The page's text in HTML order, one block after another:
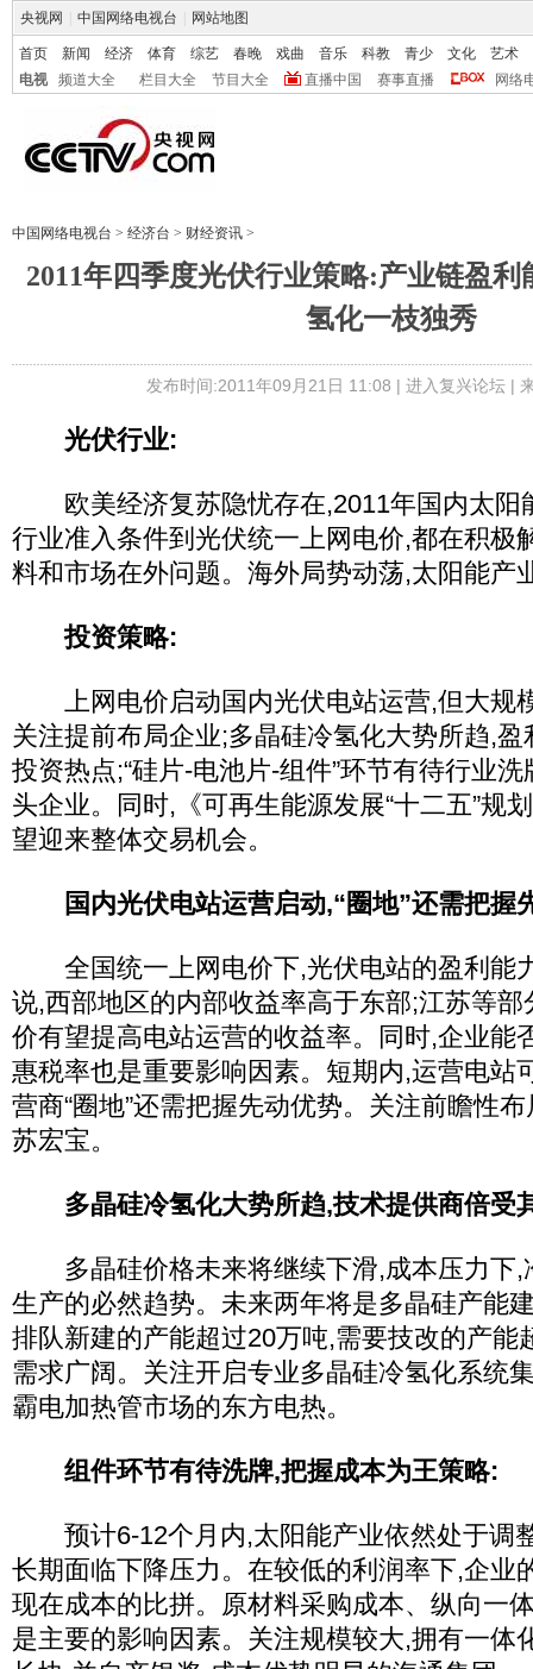
央视网 中国网络电视台 网站地图
首页 新闻 经济 体育 综艺 春晚 戏曲 音乐 科教 青少 文化
艺术
电视
频道大全 栏目大全 节目大全 直播中国 赛事直播 网络
中国网络电视台 > 经济台 > 财经资讯 >
2011年四季度光伏行业策略:产业链盈利
氢化一枝独秀
发布时间:2011年09月21日 11:08 | 进入复兴论坛|
光伏行业:
欧美经济复苏隐忧存在,2011年国内太阳
行业准入条件到光伏统一上网电价,都在积极
料和市场在外问题。海外局势动荡,太阳能产
投资策略:
上网电价启动国内光伏电站运营,但大规
关注提前布局企业;多晶硅冷氢化大势所趋,
投资热点;“硅片-电池片-组件”环节有待行业
头企业。同时,《可再生能源发展“十二五”规
望迎来整体交易机会。
国内光伏电站运营启动,“圈地”还需把握
全国统一上网电价下,光伏电站的盈利能
说,西部地区的内部收益率高于东部;江苏等
价有望提高电站运营的收益率。同时,企业能
惠税率也是重要影响因素。短期内,运营电站
营商“圈地”还需把握先动优势。关注前瞻性
苏宏宝。
多晶硅冷氢化大势所趋,技术提供商倍受
多晶硅价格未来将继续下滑,成本压力下
生产的必然趋势。未来两年将是多晶硅产能
排队新建的产能超过20万吨,需要技改的产能
需求广阔。关注开启专业多晶硅冷氢化系统
霸电加热管市场的东方电热。
组件环节有待洗牌,把握成本为王策略:
预计6-12个月内,太阳能产业依然处于调
长期面临下降压力。在较低的利润率下,企业
现在成本的比拼。原材料采购成本、纵向一
是主要的影响因素。关注规模较大,拥有一体